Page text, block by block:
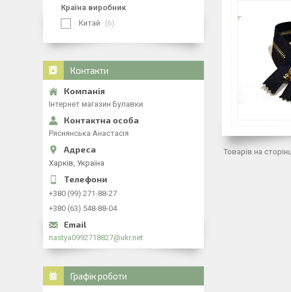
Країна виробник
Китай
6
Контакти
Інтернет магазин Булавки
Ряснянська Анастасія
Харків, Україна
+380 (99) 271-88-27
+380 (63) 548-88-04
nastya0992718827@ukr.net
Графік роботи